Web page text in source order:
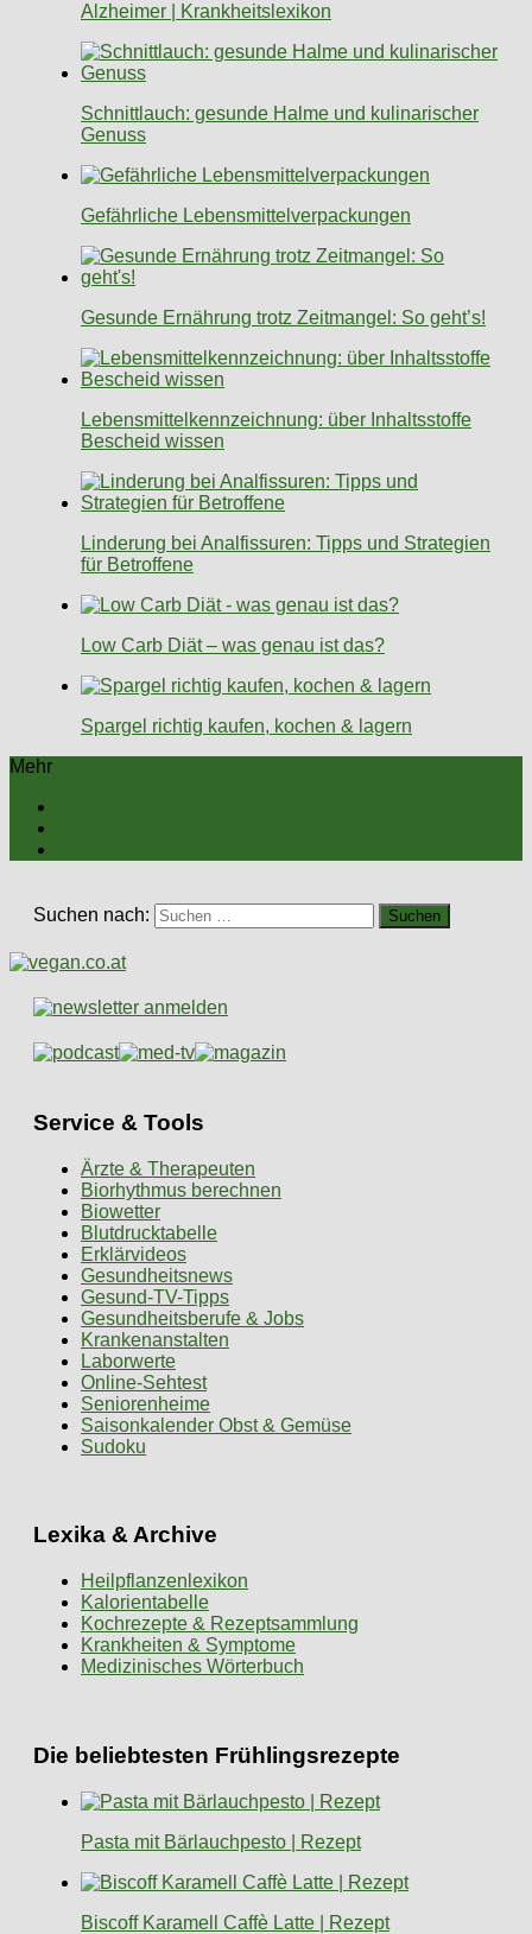
Alzheimer | Krankheitslexikon
Schnittlauch: gesunde Halme und kulinarischer
Genuss
Gefährliche Lebensmittelverpackungen
Gesunde Ernährung trotz Zeitmangel: So geht’s!
Lebensmittelkennzeichnung: über Inhaltsstoffe
Bescheid wissen
Linderung bei Analfissuren: Tipps und Strategien
für Betroffene
Low Carb Diät – was genau ist das?
Spargel richtig kaufen, kochen & lagern
Mehr
Suchen nach:
Service & Tools
Ärzte & Therapeuten
Biorhythmus berechnen
Biowetter
Blutdrucktabelle
Erklärvideos
Gesundheitsnews
Gesund-TV-Tipps
Gesundheitsberufe & Jobs
Krankenanstalten
Laborwerte
Online-Sehtest
Seniorenheime
Saisonkalender Obst & Gemüse
Sudoku
Lexika & Archive
Heilpflanzenlexikon
Kalorientabelle
Kochrezepte & Rezeptsammlung
Krankheiten & Symptome
Medizinisches Wörterbuch
Die beliebtesten Frühlingsrezepte
Pasta mit Bärlauchpesto | Rezept
Biscoff Karamell Caffè Latte | Rezept